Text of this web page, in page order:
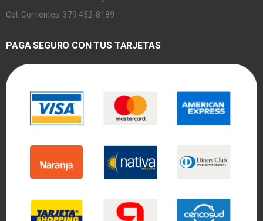
Cel. Corrientes: 379 452-8189
PAGA SEGURO CON TUS TARJETAS